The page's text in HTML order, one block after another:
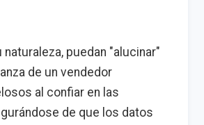
puedan "alucinar"
de un vendedor
al confiar en las
de que los datos